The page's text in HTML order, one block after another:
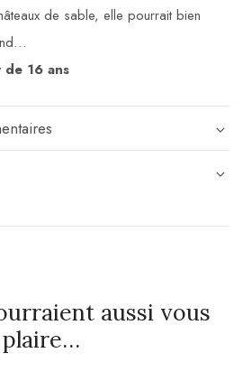
de sable, elle pourrait bien
16 ans
aussi vous
plaire…